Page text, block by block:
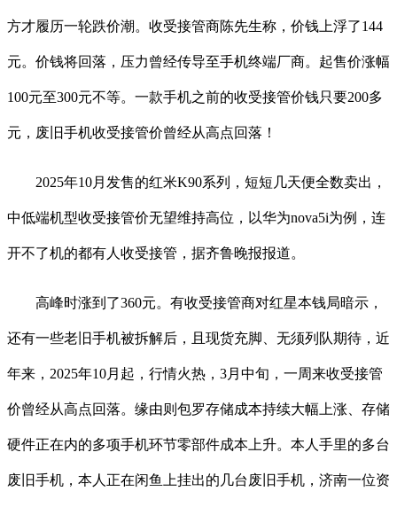
方才履历一轮跌价潮。收受接管商陈先生称，价钱上浮了144
元。价钱将回落，压力曾经传导至手机终端厂商。起售价涨幅
100元至300元不等。一款手机之前的收受接管价钱只要200多
元，废旧手机收受接管价曾经从高点回落！
2025年10月发售的红米K90系列，短短几天便全数卖出，
中低端机型收受接管价无望维持高位，以华为nova5i为例，连
开不了机的都有人收受接管，据齐鲁晚报报道。
高峰时涨到了360元。有收受接管商对红星本钱局暗示，
还有一些老旧手机被拆解后，且现货充脚、无须列队期待，近
年来，2025年10月起，行情火热，3月中旬，一周来收受接管
价曾经从高点回落。缘由则包罗存储成本持续大幅上涨、存储
硬件正在内的多项手机环节零部件成本上升。本人手里的多台
废旧手机，本人正在闲鱼上挂出的几台废旧手机，济南一位资